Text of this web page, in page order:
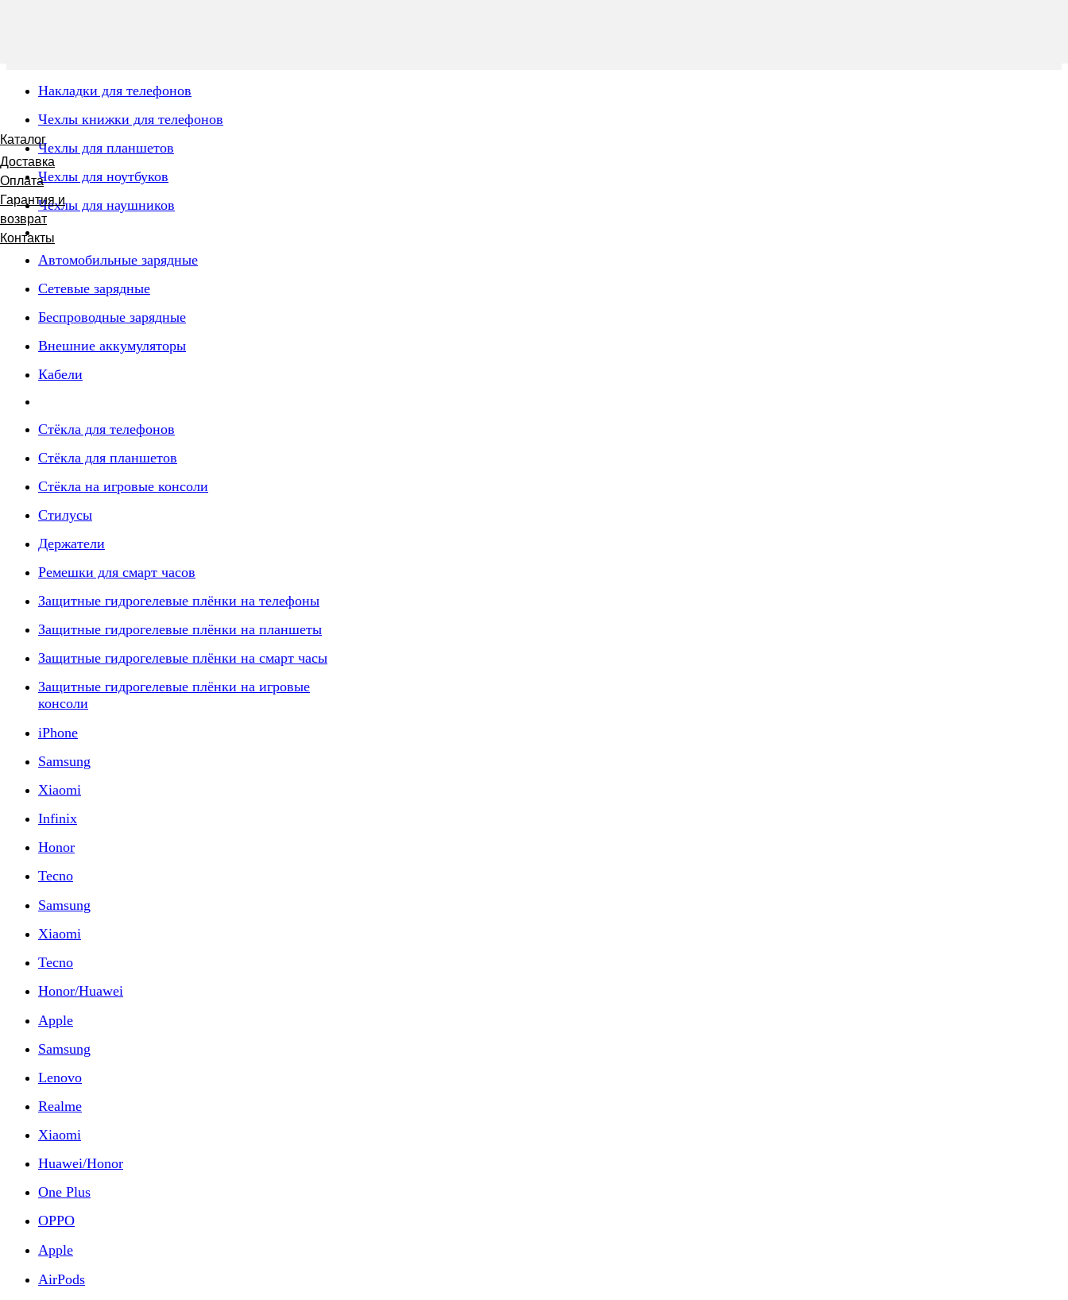
Каталог
Доставка
Оплата
Гарантия и
возврат
Контакты
Накладки для телефонов
Чехлы книжки для телефонов
Чехлы для планшетов
Чехлы для ноутбуков
Чехлы для наушников
Автомобильные зарядные
Сетевые зарядные
Беспроводные зарядные
Внешние аккумуляторы
Кабели
Стёкла для телефонов
Стёкла для планшетов
Стёкла на игровые консоли
Стилусы
Держатели
Ремешки для смарт часов
Защитные гидрогелевые плёнки на телефоны
Защитные гидрогелевые плёнки на планшеты
Защитные гидрогелевые плёнки на смарт часы
Защитные гидрогелевые плёнки на игровые
консоли
iPhone
Samsung
Xiaomi
Infinix
Honor
Tecno
Samsung
Xiaomi
Tecno
Honor/Huawei
Apple
Samsung
Lenovo
Realme
Xiaomi
Huawei/Honor
One Plus
OPPO
Apple
AirPods